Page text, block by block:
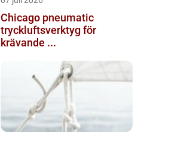
Chicago pneumatic
tryckluftsverktyg för
krävande ...